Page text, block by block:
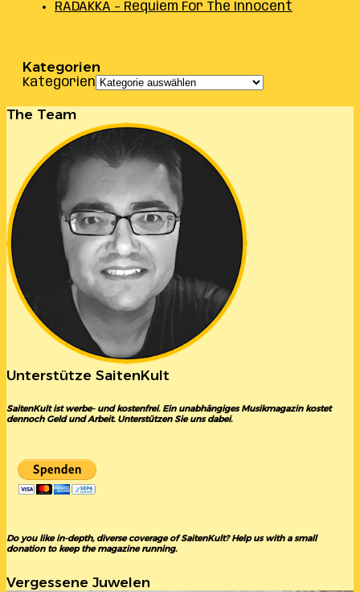
RADAKKA – Requiem For The Innocent
Kategorien
Kategorien
The Team
Unterstütze SaitenKult
SaitenKult ist werbe- und kostenfrei. Ein unabhängiges Musikmagazin kostet
dennoch Geld und Arbeit. Unterstützen Sie uns dabei.
Do you like in-depth, diverse coverage of SaitenKult? Help us with a small
donation to keep the magazine running.
Vergessene Juwelen